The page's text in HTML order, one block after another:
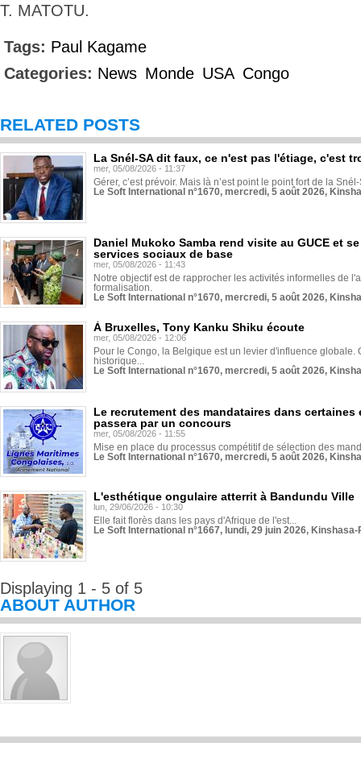
T. MATOTU.
Tags: Paul Kagame
Categories: News Monde USA Congo
RELATED POSTS
La Snél-SA dit faux, ce n'est pas l'étiage, c'est
mer, 05/08/2026 - 11:37
Gérer, c’est prévoir. Mais là n’est point le point fort de la
Le Soft International n°1670, mercredi, 5 août 2026,
Daniel Mukoko Samba rend visite au GUCE et
services sociaux de base
mer, 05/08/2026 - 11:43
Notre objectif est de rapprocher les activités informelles de
formalisation.
Le Soft International n°1670, mercredi, 5 août 2026,
À Bruxelles, Tony Kanku Shiku écoute
mer, 05/08/2026 - 12:06
Pour le Congo, la Belgique est un levier d'influence globale.
historique...
Le Soft International n°1670, mercredi, 5 août 2026,
Le recrutement des mandataires dans
passera par un concours
mer, 05/08/2026 - 11:55
Mise en place du processus compétitif de sélection des
Le Soft International n°1670, mercredi, 5 août 2026,
L'esthétique ongulaire atterrit à Bandundu Ville
lun, 29/06/2026 - 10:30
Elle fait florès dans les pays d'Afrique de l'est...
Le Soft International n°1667, lundi, 29 juin 2026,
Displaying 1 - 5 of 5
ABOUT AUTHOR